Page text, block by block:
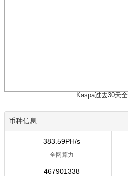
币种信息
383.59PH/s
全网算力
467901338